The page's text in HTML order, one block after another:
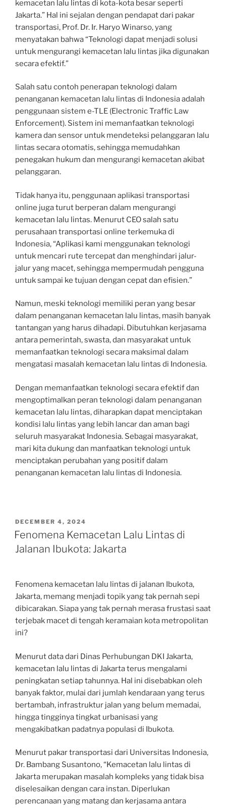
kemacetan lalu lintas di kota-kota besar seperti
Jakarta.” Hal ini sejalan dengan pendapat dari pakar
transportasi, Prof. Dr. Ir. Haryo Winarso, yang
menyatakan bahwa “Teknologi dapat menjadi solusi
untuk mengurangi kemacetan lalu lintas jika digunakan
secara efektif.”
Salah satu contoh penerapan teknologi dalam
penanganan kemacetan lalu lintas di Indonesia adalah
penggunaan sistem e-TLE (Electronic Traffic Law
Enforcement). Sistem ini memanfaatkan teknologi
kamera dan sensor untuk mendeteksi pelanggaran lalu
lintas secara otomatis, sehingga memudahkan
penegakan hukum dan mengurangi kemacetan akibat
pelanggaran.
Tidak hanya itu, penggunaan aplikasi transportasi
online juga turut berperan dalam mengurangi
kemacetan lalu lintas. Menurut CEO salah satu
perusahaan transportasi online terkemuka di
Indonesia, “Aplikasi kami menggunakan teknologi
untuk mencari rute tercepat dan menghindari jalur-
jalur yang macet, sehingga mempermudah pengguna
untuk sampai ke tujuan dengan cepat dan efisien.”
Namun, meski teknologi memiliki peran yang besar
dalam penanganan kemacetan lalu lintas, masih banyak
tantangan yang harus dihadapi. Dibutuhkan kerjasama
antara pemerintah, swasta, dan masyarakat untuk
memanfaatkan teknologi secara maksimal dalam
mengatasi masalah kemacetan lalu lintas di Indonesia.
Dengan memanfaatkan teknologi secara efektif dan
mengoptimalkan peran teknologi dalam penanganan
kemacetan lalu lintas, diharapkan dapat menciptakan
kondisi lalu lintas yang lebih lancar dan aman bagi
seluruh masyarakat Indonesia. Sebagai masyarakat,
mari kita dukung dan manfaatkan teknologi untuk
menciptakan perubahan yang positif dalam
penanganan kemacetan lalu lintas di Indonesia.
POSTED
ON
DECEMBER 4, 2024
Fenomena Kemacetan Lalu Lintas di
Jalanan Ibukota: Jakarta
Fenomena kemacetan lalu lintas di jalanan Ibukota,
Jakarta, memang menjadi topik yang tak pernah sepi
dibicarakan. Siapa yang tak pernah merasa frustasi saat
terjebak macet di tengah keramaian kota metropolitan
ini?
Menurut data dari Dinas Perhubungan DKI Jakarta,
kemacetan lalu lintas di Jakarta terus mengalami
peningkatan setiap tahunnya. Hal ini disebabkan oleh
banyak faktor, mulai dari jumlah kendaraan yang terus
bertambah, infrastruktur jalan yang belum memadai,
hingga tingginya tingkat urbanisasi yang
mengakibatkan padatnya populasi di Ibukota.
Menurut pakar transportasi dari Universitas Indonesia,
Dr. Bambang Susantono, “Kemacetan lalu lintas di
Jakarta merupakan masalah kompleks yang tidak bisa
diselesaikan dengan cara instan. Diperlukan
perencanaan yang matang dan kerjasama antara